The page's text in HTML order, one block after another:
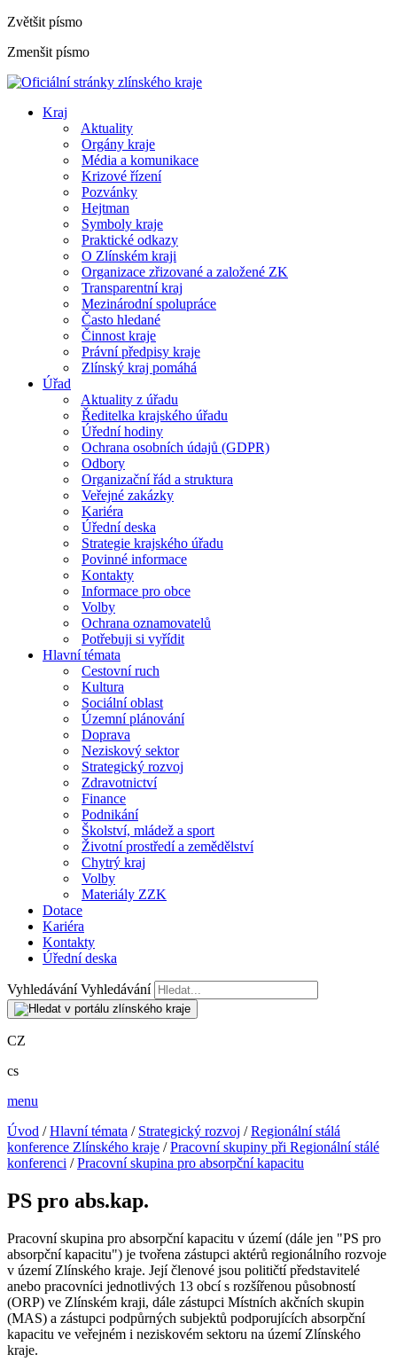
Zvětšit písmo
Zmenšit písmo
Kraj
Aktuality
Orgány kraje
Média a komunikace
Krizové řízení
Pozvánky
Hejtman
Symboly kraje
Praktické odkazy
O Zlínském kraji
Organizace zřizované a založené ZK
Transparentní kraj
Mezinárodní spolupráce
Často hledané
Činnost kraje
Právní předpisy kraje
Zlínský kraj pomáhá
Úřad
Aktuality z úřadu
Ředitelka krajského úřadu
Úřední hodiny
Ochrana osobních údajů (GDPR)
Odbory
Organizační řád a struktura
Veřejné zakázky
Kariéra
Úřední deska
Strategie krajského úřadu
Povinné informace
Kontakty
Informace pro obce
Volby
Ochrana oznamovatelů
Potřebuji si vyřídit
Hlavní témata
Cestovní ruch
Kultura
Sociální oblast
Územní plánování
Doprava
Neziskový sektor
Strategický rozvoj
Zdravotnictví
Finance
Podnikání
Školství, mládež a sport
Životní prostředí a zemědělství
Chytrý kraj
Volby
Materiály ZZK
Dotace
Kariéra
Kontakty
Úřední deska
Vyhledávání Vyhledávání
CZ
cs
menu
Úvod /Hlavní témata / Strategický rozvoj /Regionální stálá
konference Zlínského kraje /Pracovní skupiny při Regionální stálé
konferenci /Pracovní skupina pro absorpční kapacitu
PS pro abs.kap.
Pracovní skupina pro absorpční kapacitu v území (dále jen "PS pro
absorpční kapacitu") je tvořena zástupci aktérů regionálního rozvoje
v území Zlínského kraje. Její členové jsou političtí představitelé
anebo pracovníci jednotlivých 13 obcí s rozšířenou působností
(ORP) ve Zlínském kraji, dále zástupci Místních akčních skupin
(MAS) a zástupci podpůrných subjektů podporujících absorpční
kapacitu ve veřejném i neziskovém sektoru na území Zlínského
kraje.